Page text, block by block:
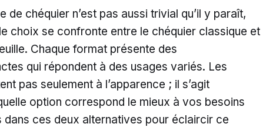
de chéquier n’est pas aussi trivial qu’il y paraît,
choix se confronte entre le chéquier classique et
Chaque format présente des
qui répondent à des usages variés. Les
pas seulement à l’apparence ; il s’agit
option correspond le mieux à vos besoins
dans ces deux alternatives pour éclaircir ce